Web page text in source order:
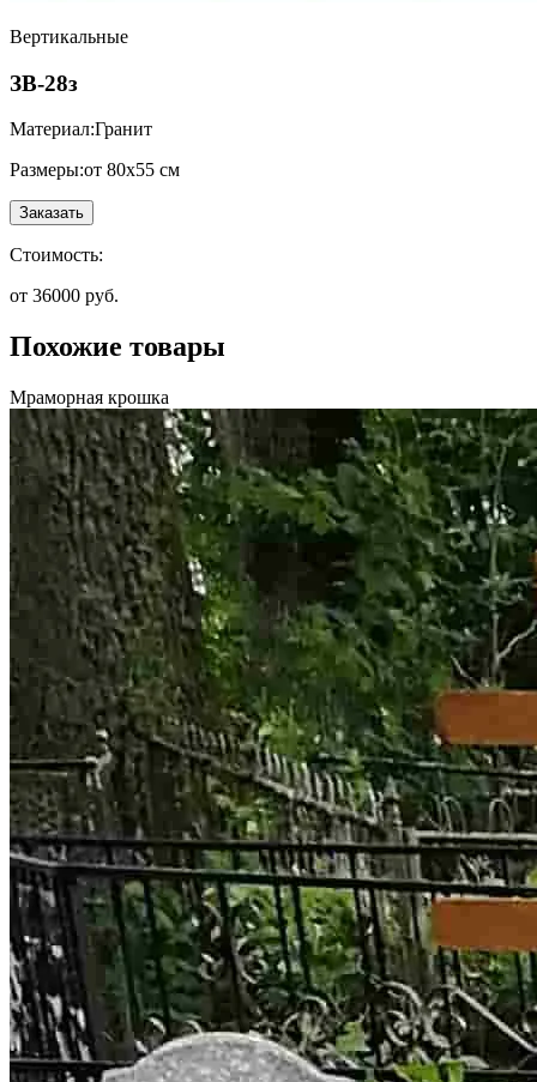
Вертикальные
ЗВ-28з
Материал:Гранит
Размеры:от 80х55 см
Заказать
Стоимость:
от 36000 руб.
Похожие товары
Мраморная крошка